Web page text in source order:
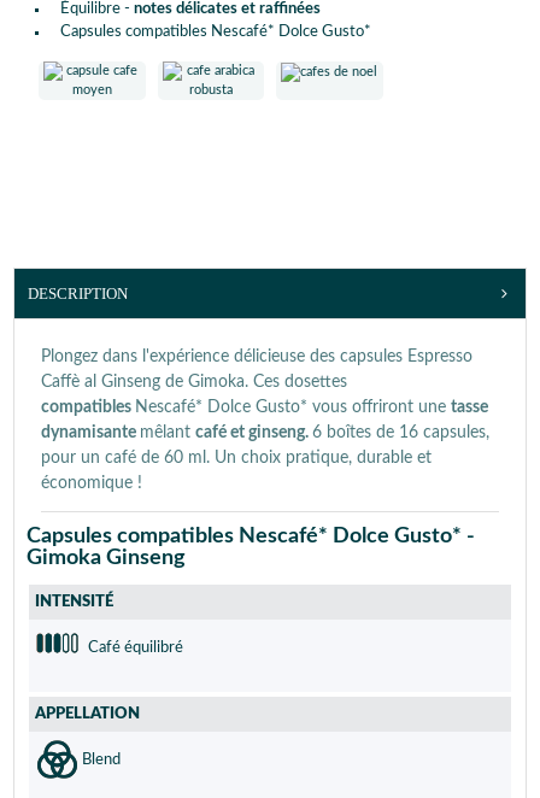
Équilibre - notes délicates et raffinées
Capsules compatibles Nescafé* Dolce Gusto*
DESCRIPTION
Plongez dans l'expérience délicieuse des capsules Espresso
Caffè al Ginseng de Gimoka. Ces dosettes
compatibles Nescafé* Dolce Gusto* vous offriront une tasse
dynamisante mêlant café et ginseng. 6 boîtes de 16 capsules,
pour un café de 60 ml. Un choix pratique, durable et
économique !
Capsules compatibles Nescafé* Dolce Gusto* -
Gimoka Ginseng
INTENSITÉ
Café équilibré
APPELLATION
Blend